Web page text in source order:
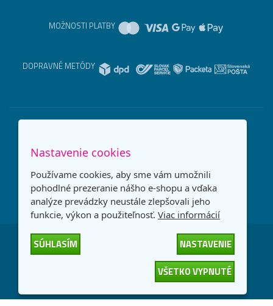
MOŽNOSTI PLATBY
DOPRAVNÉ METÓDY
Slovensko
-
Všetky práva vyhradené
Nastavenie cookies
Používame cookies, aby sme vám umožnili
pohodlné prezeranie nášho e-shopu a vďaka
analýze prevádzky neustále zlepšovali jeho
funkcie, výkon a použiteľnosť. Viac informácií
SÚHLASÍM
NASTAVENIE
VŠETKO VYPNUTÉ